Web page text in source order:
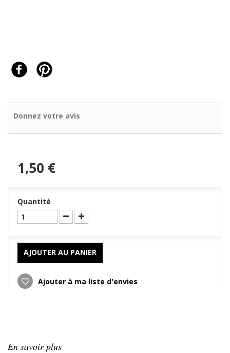
Donnez votre avis
1,50 €
Quantité
AJOUTER AU PANIER
Ajouter à ma liste d'envies
En savoir plus